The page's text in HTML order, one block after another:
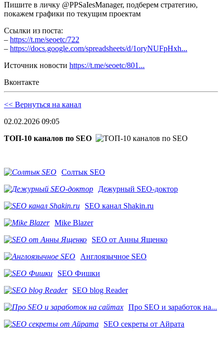
Пишите в личку @PPSaIesManager, подберем стратегию,
покажем графики по текущим проектам
Ссылки из поста:
– https://t.me/seoetc/722
– https://docs.google.com/spreadsheets/d/1oryNUFpHxh...
Источник новости https://t.me/seoetc/801...
Вконтакте
<< Вернуться на канал
02.02.2026 09:05
ТОП-10 каналов по SEO
Солтык SEO
Дежурный SEO-доктор
SEO канал Shakin.ru
Mike Blazer
SEO от Анны Ященко
Англоязычное SEO
SEO Фишки
SEO blog Reader
Про SEO и заработок на...
SEO секреты от Айрата